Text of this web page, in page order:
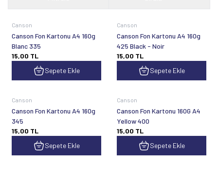
Canson
Canson Fon Kartonu A4 160g
Blanc 335
15,00 TL
Sepete Ekle
Canson
Canson Fon Kartonu A4 160g
425 Black - Noir
15,00 TL
Sepete Ekle
Canson
Canson Fon Kartonu A4 160g
345
15,00 TL
Sepete Ekle
Canson
Canson Fon Kartonu 160G A4
Yellow 400
15,00 TL
Sepete Ekle